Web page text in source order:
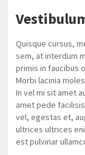
Quisque cursus,
sem, at interdum
primis in faucibus
Morbi lacinia
In vel mi sit amet
amet pede
vel, egestas et,
ultrices ultrices
est pulvinar